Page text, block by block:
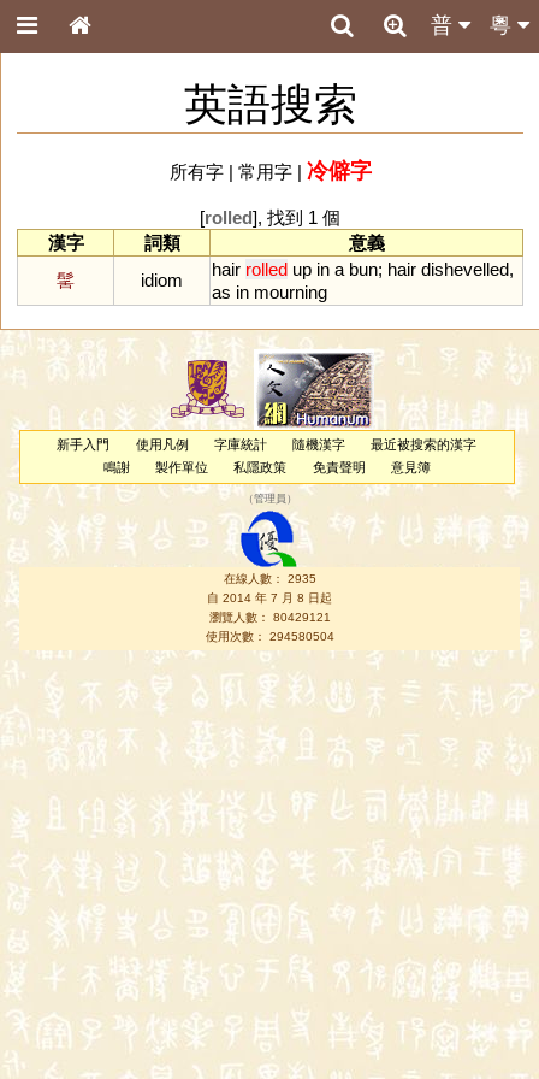
粵
普
英語搜索
所有字| 常用字| 冷僻字
[rolled], 找到 1 個
漢字
詞類
意義
髺
idiom
hair rolled up in a bun; hair dishevelled,
as in mourning
新手入門 使用凡例 字庫統計 隨機漢字
最近被搜索的漢字
鳴謝
製作單位 私隱政策 免責聲明 意見簿
（管理員 ）
在線人數： 2935
自 2014 年 7 月 8 日起
瀏覽人數： 80429121
使用次數： 294580504